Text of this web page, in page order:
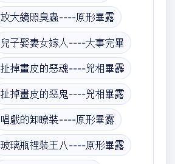
放大鏡照臭蟲----原形畢露
兒子娶妻女嫁人----大事完畢
扯掉畫皮的惡魂----兇相畢霹
扯掉畫皮的惡鬼----兇相畢露
唱戲的卸瞭裝----原形畢露
玻璃瓶裡裝王八----原形畢露